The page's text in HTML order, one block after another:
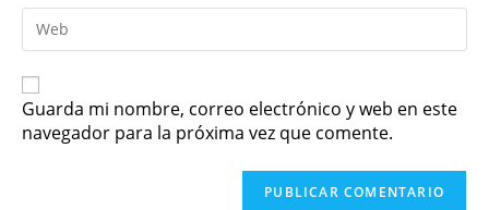
Guarda mi nombre, correo electrónico y web en este
navegador para la próxima vez que comente.